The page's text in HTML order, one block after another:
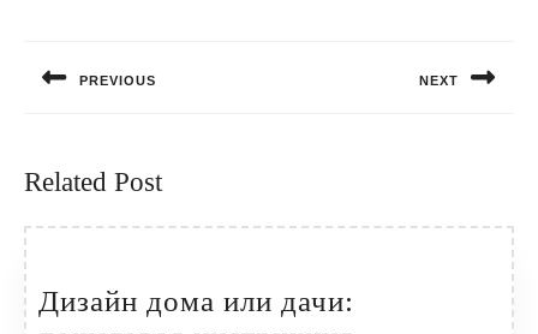
записям
PREVIOUS NEXT
Related Post
Дизайн дома или дачи: